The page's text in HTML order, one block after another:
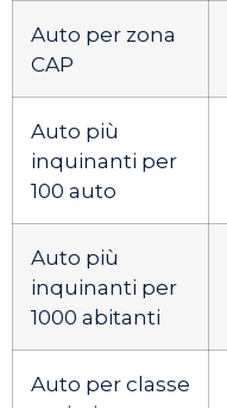
Auto per zona
CAP
Auto più
inquinanti per
100 auto
Auto più
inquinanti per
1000 abitanti
Auto per classe